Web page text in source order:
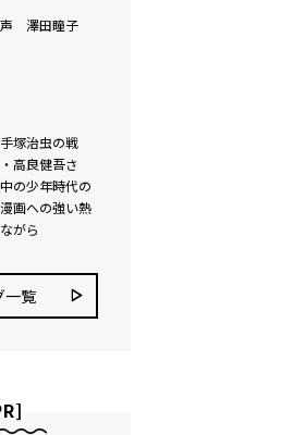
声 澤田瞳子
塚治虫の戦
高良健吾さ
の少年時代の
画への強い熱
がら
⼀覧